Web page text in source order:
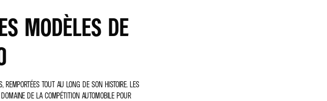
MODÈLES DE
TOUT AU LONG DE SON HISTOIRE. LES
DE LA COMPÉTITION AUTOMOBILE POUR